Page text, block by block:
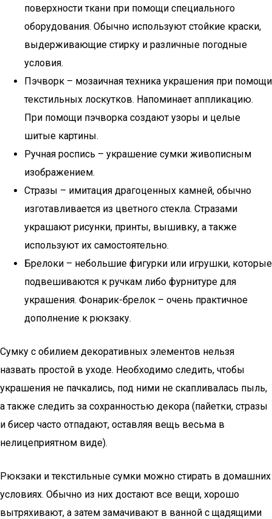
поверхности ткани при помощи специального
оборудования. Обычно используют стойкие краски,
выдерживающие стирку и различные погодные
условия.
Пэчворк – мозаичная техника украшения при помощи
текстильных лоскутков. Напоминает аппликацию.
При помощи пэчворка создают узоры и целые
шитые картины.
Ручная роспись – украшение сумки живописным
изображением.
Стразы – имитация драгоценных камней, обычно
изготавливается из цветного стекла. Стразами
украшают рисунки, принты, вышивку, а также
используют их самостоятельно.
Брелоки – небольшие фигурки или игрушки, которые
подвешиваются к ручкам либо фурнитуре для
украшения. Фонарик-брелок – очень практичное
дополнение к рюкзаку.
Сумку с обилием декоративных элементов нельзя
назвать простой в уходе. Необходимо следить, чтобы
украшения не пачкались, под ними не скапливалась пыль,
а также следить за сохранностью декора (пайетки, стразы
и бисер часто отпадают, оставляя вещь весьма в
нелицеприятном виде).
Рюкзаки и текстильные сумки можно стирать в домашних
условиях. Обычно из них достают все вещи, хорошо
вытряхивают, а затем замачивают в ванной с щадящими